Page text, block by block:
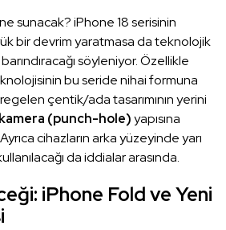
sunacak? iPhone 18 serisinin
bir devrim yaratmasa da teknolojik
söyleniyor. Özellikle
bu seride nihai formuna
çentik/ada tasarımının yerini
(punch-hole)yapısına
cihazların arka yüzeyinde yarı
da iddialar arasında.
iPhone Fold ve Yeni